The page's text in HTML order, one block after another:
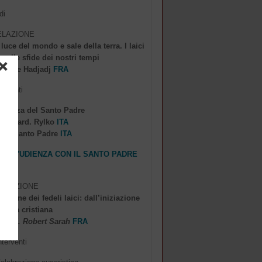
luce del mondo e sale della terra. I laici
alle sfide dei nostri tempi
Hadjadj FRA
Udienza del Santo Padre
del card. Rylko
ITA
del Santo Padre ITA
CON IL SANTO PADRE
dei fedeli laici: dall’iniziazione
cristiana
Card. Robert Sarah FRA